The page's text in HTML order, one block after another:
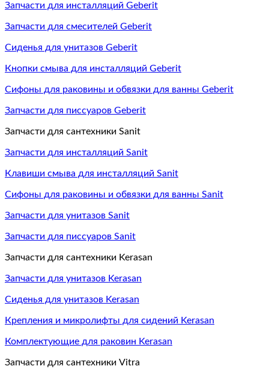
Запчасти для инсталляций Geberit
Запчасти для смесителей Geberit
Сиденья для унитазов Geberit
Кнопки смыва для инсталляций Geberit
Сифоны для раковины и обвязки для ванны Geberit
Запчасти для писсуаров Geberit
Запчасти для сантехники Sanit
Запчасти для инсталляций Sanit
Клавиши смыва для инсталляций Sanit
Сифоны для раковины и обвязки для ванны Sanit
Запчасти для унитазов Sanit
Запчасти для писсуаров Sanit
Запчасти для сантехники Kerasan
Запчасти для унитазов Kerasan
Сиденья для унитазов Kerasan
Крепления и микролифты для сидений Kerasan
Комплектующие для раковин Kerasan
Запчасти для сантехники Vitra